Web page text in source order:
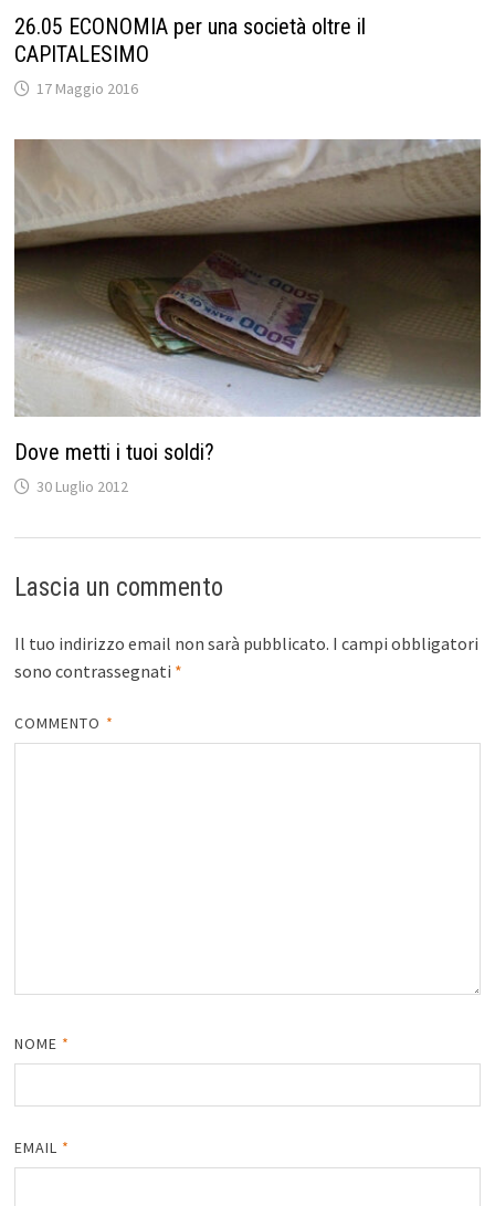
26.05 ECONOMIA per una società oltre il
CAPITALESIMO
17 Maggio 2016
Dove metti i tuoi soldi?
30 Luglio 2012
Lascia un commento
Il tuo indirizzo email non sarà pubblicato. I campi obbligatori
sono contrassegnati *
COMMENTO *
NOME *
EMAIL *